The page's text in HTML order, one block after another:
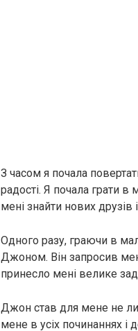
З часом я почала
радості. Я почала грати
мені знайти нових друзів
Одного разу, граючи в
Джоном. Він запросив
принесло мені велике
Джон став для мене не
мене в усіх починаннях і